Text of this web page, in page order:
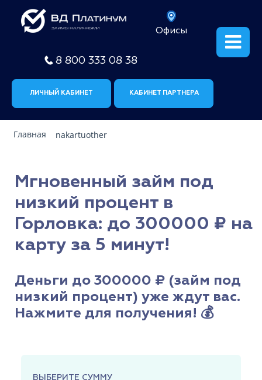
Офисы
8 800 333 08 38
ЛИЧНЫЙ КАБИНЕТ КАБИНЕТ ПАРТНЕРА
Главная nakartuother
Мгновенный займ под
низкий процент в
Горловка: до 300000 ₽ на
карту за 5 минут!
Деньги до 300000 ₽ (займ под
низкий процент) уже ждут вас.
Нажмите для получения! 💰
ВЫБЕРИТЕ СУММУ